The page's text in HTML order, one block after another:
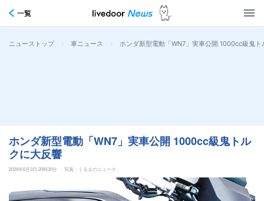
一覧
ニューストップ > 車ニュース > ホンダ新型電動「WN7」実車公開 1000cc級鬼ト
ホンダ新型電動「WN7」実車公開 1000cc級鬼トル
クに大反響
2026年6月3日 20時30分 写真：くるまのニュース